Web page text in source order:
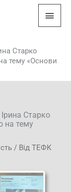
Старко
тему «Основи
Старко
на тему
/ Від ТЕФК